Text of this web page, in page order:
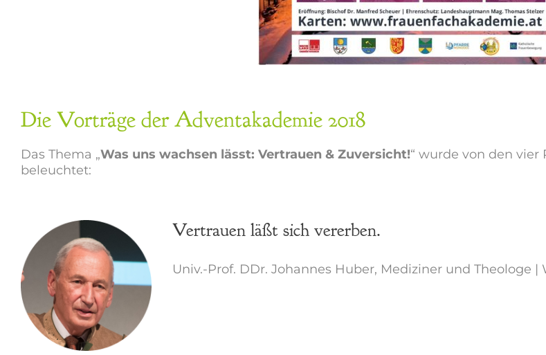
Die Vorträge der Adventakademie 2018
Das Thema „Was uns wachsen lässt: Vertrauen & Zuversicht!“ wurde von den
beleuchtet:
Vertrauen läßt sich vererben.
Univ.-Prof. DDr. Johannes Huber, Mediziner und Theologe |